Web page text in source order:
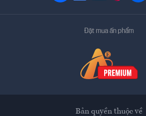
Đặt mua ấn phẩm
Bản quyền thuộc về